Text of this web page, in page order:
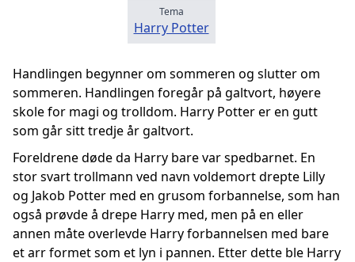
Tema
Harry Potter
Handlingen begynner om sommeren og slutter om
sommeren. Handlingen foregår på galtvort, høyere
skole for magi og trolldom. Harry Potter er en gutt
som går sitt tredje år galtvort.
Foreldrene døde da Harry bare var spedbarnet. En
stor svart trollmann ved navn voldemort drepte Lilly
og Jakob Potter med en grusom forbannelse, som han
også prøvde å drepe Harry med, men på en eller
annen måte overlevde Harry forbannelsen med bare
et arr formet som et lyn i pannen. Etter dette ble Harry